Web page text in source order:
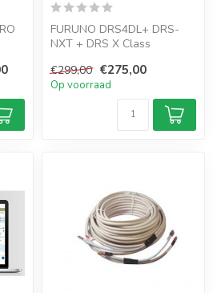
FURUNO DRS4DL+ DRS-
NXT + DRS X Class
€299,00 €275,00
Op voorraad